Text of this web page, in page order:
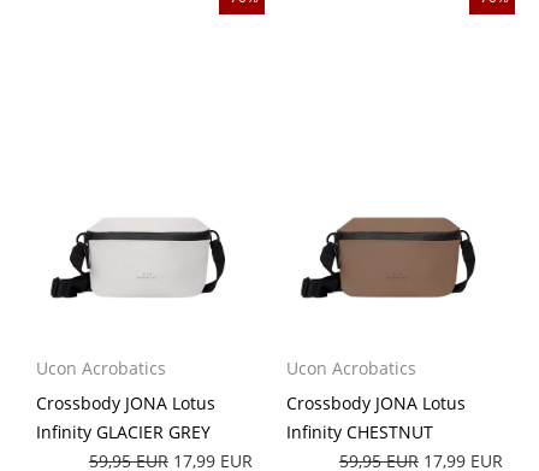
Ucon Acrobatics
Crossbody JONA Lotus
Infinity GLACIER GREY
59,95 EUR 17,99 EUR
Ucon Acrobatics
Crossbody JONA Lotus
Infinity CHESTNUT
59,95 EUR 17,99 EUR